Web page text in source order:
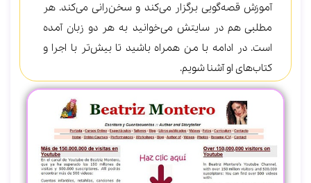
آموزش قصه‎‌گویی برگزار می‌کند و سخن‌رانی می‌کند. هر
مطلبی هم در سایتش می‌خوانید به هر دو زبان آمده
است. در ادامه با من همراه باشید تا بیش‌تر با اجرا و
کتاب‌های او آشنا شویم.